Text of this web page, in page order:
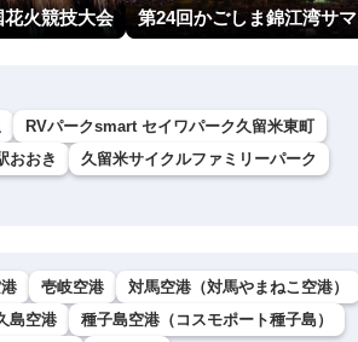
火競技大会
RVパークsmart セイワパーク久留米東町
おおき
久留米サイクルファミリーパーク
壱岐空港
対馬空港（対馬やまねこ空港）
島空港
種子島空港（コスモポート種子島）